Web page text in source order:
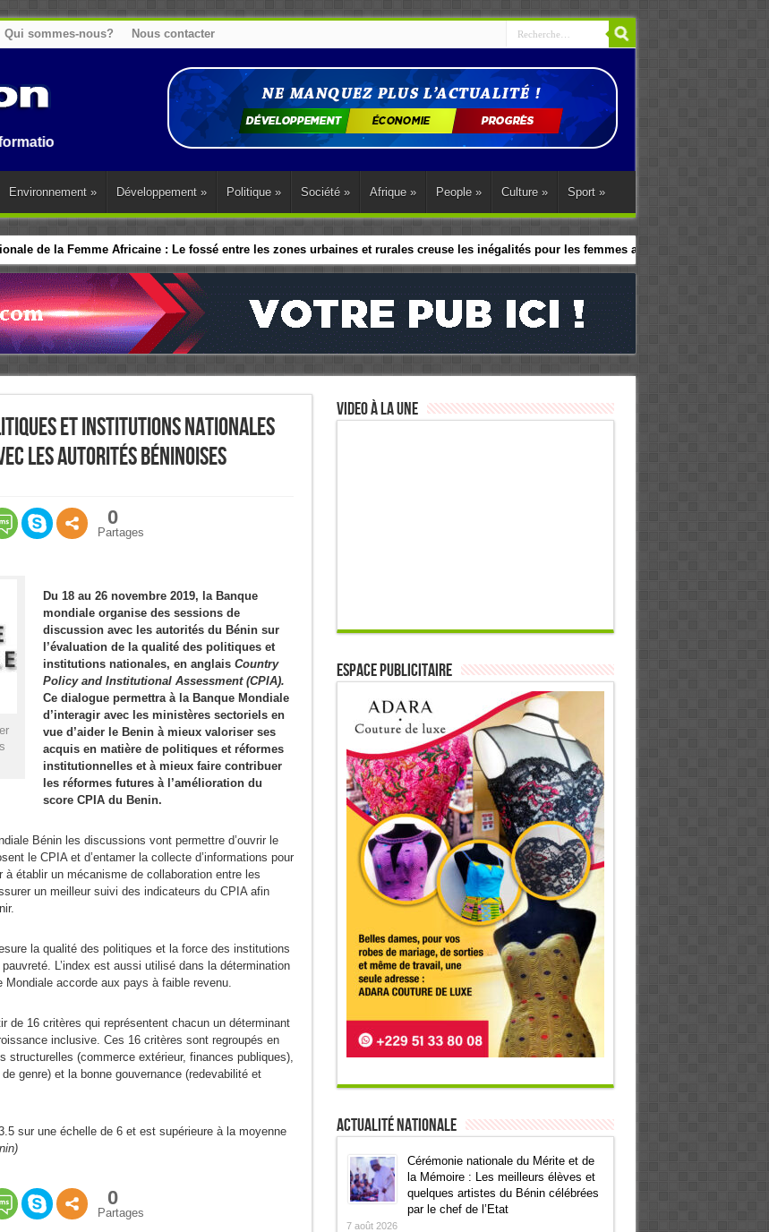
Qui sommes-nous? Nous contacter
Benin, en Afrique et dans le monde.
Environnement » Développement » Politique » Société » Afrique » People » Culture » Sport »
de la Femme Africaine : Le fossé entre les zones urbaines et rurales creuse les inégalités pour les femmes africaines
et institutions nationales
les autorités béninoises
0
Partages
Du 18 au 26 novembre 2019, la Banque
mondiale organise des sessions de
discussion avec les autorités du Bénin sur
l’évaluation de la qualité des politiques et
institutions nationales, en anglais Country
Policy and Institutional Assessment (CPIA).
Ce dialogue permettra à la Banque Mondiale
d’interagir avec les ministères sectoriels en
vue d’aider le Benin à mieux valoriser ses
acquis en matière de politiques et réformes
institutionnelles et à mieux faire contribuer
les réformes futures à l’amélioration du
score CPIA du Benin.
Bénin les discussions vont permettre d’ouvrir le
le CPIA et d’entamer la collecte d’informations pour
à établir un mécanisme de collaboration entre les
un meilleur suivi des indicateurs du CPIA afin
la qualité des politiques et la force des institutions
L’index est aussi utilisé dans la détermination
Mondiale accorde aux pays à faible revenu.
de 16 critères qui représentent chacun un déterminant
inclusive. Ces 16 critères sont regroupés en
structurelles (commerce extérieur, finances publiques),
genre) et la bonne gouvernance (redevabilité et
sur une échelle de 6 et est supérieure à la moyenne
0
Partages
Video à la Une
ESPACE PUBLICITAIRE
Actualité Nationale
Cérémonie nationale du Mérite et de
la Mémoire : Les meilleurs élèves et
quelques artistes du Bénin célébrées
par le chef de l’Etat
7 août 2026